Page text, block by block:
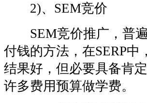
2)、SEM竞价
SEM竞价推广，普遍
付钱的方法，在SERP
结果好，但必要具备肯
许多费用预算做学费。